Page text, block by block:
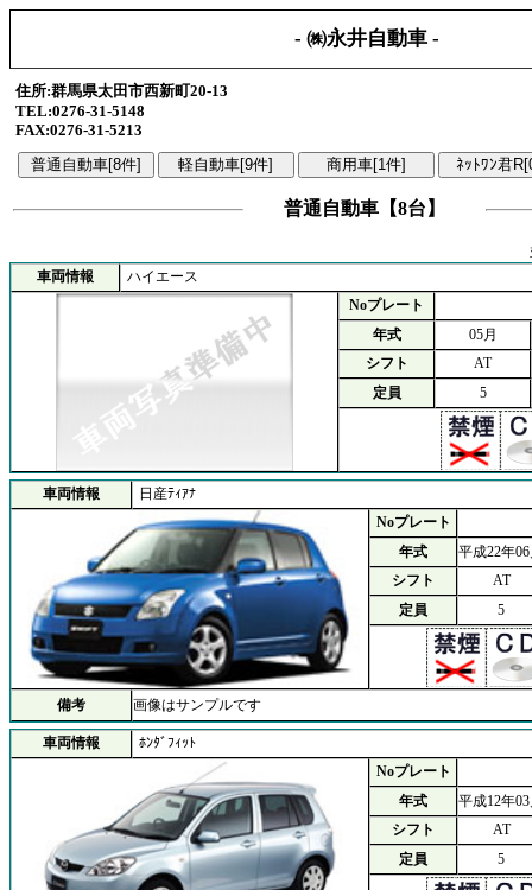
- ㈱永井自動車 -
住所:群馬県太田市西新町20-13
TEL:0276-31-5148
FAX:0276-31-5213
普通自動車【8台】
車両情報
ハイエース
Noプレート
年式
05月
シフト
AT
定員
5
車両情報
日産ﾃｨｱﾅ
Noプレート
年式
平成22年
シフト
AT
定員
5
備考 画像はサンプルです
車両情報
ﾎﾝﾀﾞﾌｨｯﾄ
Noプレート
年式
平成12年
シフト
AT
定員
5